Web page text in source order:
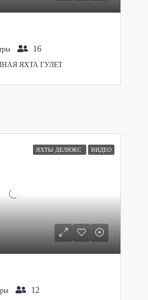
16
ЯХТА ГУЛЕТ
ЯХТЫ ДЕЛЮКС ВИДЕО
12